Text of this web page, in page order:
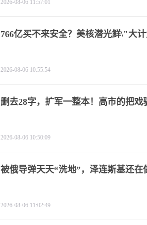
2026-08-06 11:57:01
766亿买不来安全？美核潜光鲜\"大
2026-08-06 10:55:54
删去28字，扩军一整本！高市的把戏
2026-08-06 10:50:09
被俄导弹天天“洗地”，泽连斯基还在
2026-08-06 11:02:49